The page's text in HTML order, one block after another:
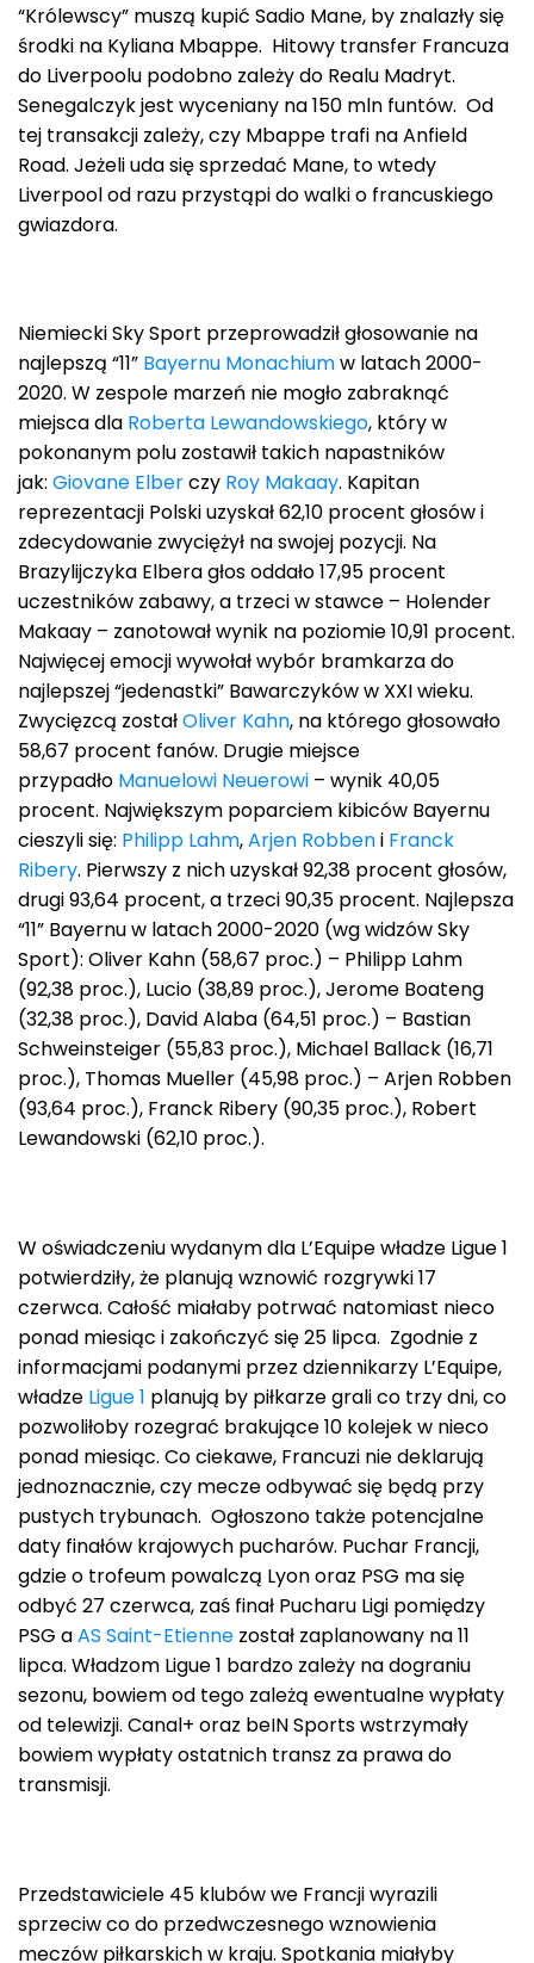
“Królewscy” muszą kupić Sadio Mane, by znalazły się
środki na Kyliana Mbappe. Hitowy transfer Francuza
do Liverpoolu podobno zależy do Realu Madryt.
Senegalczyk jest wyceniany na 150 mln funtów. Od
tej transakcji zależy, czy Mbappe trafi na Anfield
Road. Jeżeli uda się sprzedać Mane, to wtedy
Liverpool od razu przystąpi do walki o francuskiego
gwiazdora.
Niemiecki Sky Sport przeprowadził głosowanie na
najlepszą “11” Bayernu Monachiumw latach 2000-
2020. W zespole marzeń nie mogło zabraknąć
miejsca dla Roberta Lewandowskiego, który w
pokonanym polu zostawił takich napastników
jak: Giovane Elberczy Roy Makaay. Kapitan
reprezentacji Polski uzyskał 62,10 procent głosów i
zdecydowanie zwyciężył na swojej pozycji. Na
Brazylijczyka Elbera głos oddało 17,95 procent
uczestników zabawy, a trzeci w stawce – Holender
Makaay – zanotował wynik na poziomie 10,91 procent.
Najwięcej emocji wywołał wybór bramkarza do
najlepszej “jedenastki” Bawarczyków w XXI wieku.
Zwycięzcą zostałOliver Kahn, na którego głosowało
58,67 procent fanów. Drugie miejsce
przypadło Manuelowi Neuerowi – wynik 40,05
procent. Największym poparciem kibiców Bayernu
cieszyli się: Philipp Lahm,Arjen Robbeni Franck
Ribery. Pierwszy z nich uzyskał 92,38 procent głosów,
drugi 93,64 procent, a trzeci 90,35 procent. Najlepsza
“11” Bayernu w latach 2000-2020 (wg widzów Sky
Sport): Oliver Kahn (58,67 proc.) – Philipp Lahm
(92,38 proc.), Lucio (38,89 proc.), Jerome Boateng
(32,38 proc.), David Alaba (64,51 proc.) – Bastian
Schweinsteiger (55,83 proc.), Michael Ballack (16,71
proc.), Thomas Mueller (45,98 proc.) – Arjen Robben
(93,64 proc.), Franck Ribery (90,35 proc.), Robert
Lewandowski (62,10 proc.).
W oświadczeniu wydanym dla L’Equipe władze Ligue 1
potwierdziły, że planują wznowić rozgrywki 17
czerwca. Całość miałaby potrwać natomiast nieco
ponad miesiąc i zakończyć się 25 lipca. Zgodnie z
informacjami podanymi przez dziennikarzy L’Equipe,
władze Ligue 1 planują by piłkarze grali co trzy dni, co
pozwoliłoby rozegrać brakujące 10 kolejek w nieco
ponad miesiąc. Co ciekawe, Francuzi nie deklarują
jednoznacznie, czy mecze odbywać się będą przy
pustych trybunach. Ogłoszono także potencjalne
daty finałów krajowych pucharów. Puchar Francji,
gdzie o trofeum powalczą Lyon oraz PSG ma się
odbyć 27 czerwca, zaś finał Pucharu Ligi pomiędzy
PSG aAS Saint-Etienne został zaplanowany na 11
lipca. Władzom Ligue 1 bardzo zależy na dograniu
sezonu, bowiem od tego zależą ewentualne wypłaty
od telewizji. Canal+ oraz beIN Sports wstrzymały
bowiem wypłaty ostatnich transz za prawa do
transmisji.
Przedstawiciele 45 klubów we Francji wyrazili
sprzeciw co do przedwczesnego wznowienia
meczów piłkarskich w kraju. Spotkania miałyby